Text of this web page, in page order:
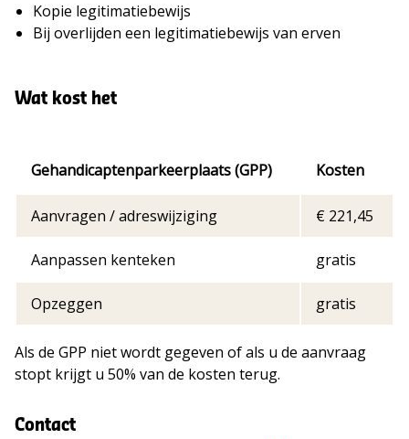
Kopie legitimatiebewijs
Bij overlijden een legitimatiebewijs van erven
Wat kost het
aanvragen,
gehandicaptenparkeerplaats
Gehandicaptenparkeerplaats (GPP) Kosten
Aanvragen / adreswijziging € 221,45
Aanpassen kenteken gratis
Opzeggen gratis
Als de GPP niet wordt gegeven of als u de aanvraag
stopt krijgt u 50% van de kosten terug.
Contact